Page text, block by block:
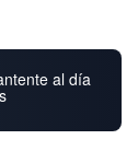
al día